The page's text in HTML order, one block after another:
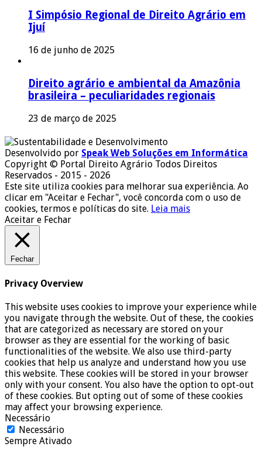
I Simpósio Regional de Direito Agrário em
Ijuí
16 de junho de 2025
Direito agrário e ambiental da Amazônia
brasileira – peculiaridades regionais
23 de março de 2025
Desenvolvido por Speak Web Soluções em Informática
Copyright © Portal Direito Agrário Todos Direitos
Reservados - 2015 - 2026
Este site utiliza cookies para melhorar sua experiência. Ao
clicar em "Aceitar e Fechar", você concorda com o uso de
cookies, termos e políticas do site. Leia mais
Aceitar e Fechar
Fechar
Privacy Overview
This website uses cookies to improve your experience while
you navigate through the website. Out of these, the cookies
that are categorized as necessary are stored on your
browser as they are essential for the working of basic
functionalities of the website. We also use third-party
cookies that help us analyze and understand how you use
this website. These cookies will be stored in your browser
only with your consent. You also have the option to opt-out
of these cookies. But opting out of some of these cookies
may affect your browsing experience.
Necessário
Necessário
Sempre Ativado